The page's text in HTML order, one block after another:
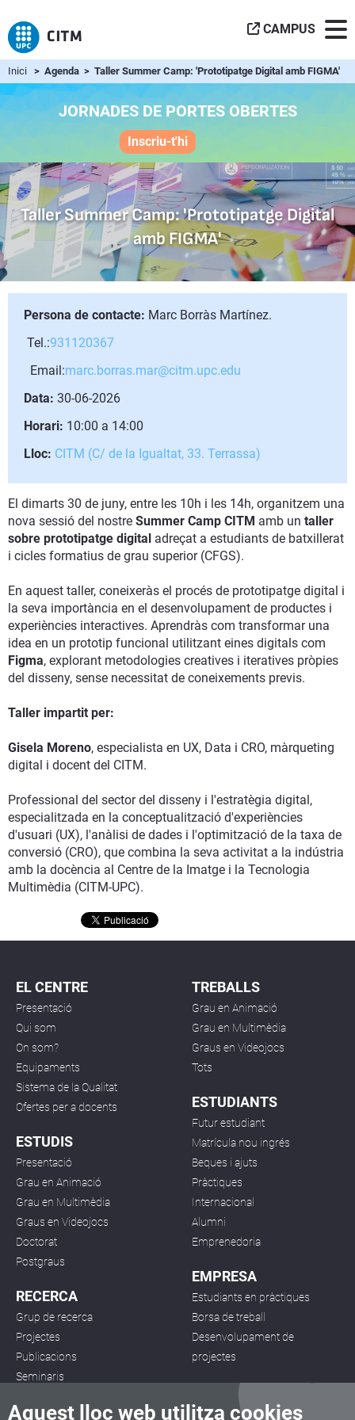
Aquest lloc web utilitza cookies
CAMPUS
Inici > Agenda > Taller Summer Camp: 'Prototipatge Digital amb FIGMA'
JORNADES DE PORTES OBERTES
Inscriu-t'hi
Taller Summer Camp: 'Prototipatge Digital
amb FIGMA'
Persona de contacte: Marc Borràs Martínez.
Tel.:931120367
Email:marc.borras.mar@citm.upc.edu
Data: 30-06-2026
Horari: 10:00 a 14:00
Lloc: CITM (C/ de la Igualtat, 33. Terrassa)
El dimarts 30 de juny, entre les 10h i les 14h, organitzem una
nova sessió del nostre Summer Camp CITM amb un taller
sobre prototipatge digital adreçat a estudiants de batxillerat
i cicles formatius de grau superior (CFGS).
En aquest taller, coneixeràs el procés de prototipatge digital i
la seva importància en el desenvolupament de productes i
experiències interactives. Aprendràs com transformar una
idea en un prototip funcional utilitzant eines digitals com
Figma, explorant metodologies creatives i iteratives pròpies
del disseny, sense necessitat de coneixements previs.
Taller impartit per:
Gisela Moreno, especialista en UX, Data i CRO, màrqueting
digital i docent del CITM.
Professional del sector del disseny i l'estratègia digital,
especialitzada en la conceptualització d'experiències
d'usuari (UX), l'anàlisi de dades i l'optimització de la taxa de
conversió (CRO), que combina la seva activitat a la indústria
amb la docència al Centre de la Imatge i la Tecnologia
Multimèdia (CITM-UPC).
EL CENTRE
Presentació
Qui som
On som?
Equipaments
Sistema de la Qualitat
Ofertes per a docents
ESTUDIS
Presentació
Grau en Animació
Grau en Multimèdia
Graus en Videojocs
Doctorat
Postgraus
RECERCA
Grup de recerca
Projectes
Publicacions
Seminaris
TREBALLS
Grau en Animació
Grau en Multimèdia
Graus en Videojocs
Tots
ESTUDIANTS
Futur estudiant
Matrícula nou ingrés
Beques i ajuts
Pràctiques
Internacional
Alumni
Emprenedoria
EMPRESA
Estudiants en pràctiques
Borsa de treball
Desenvolupament de
projectes